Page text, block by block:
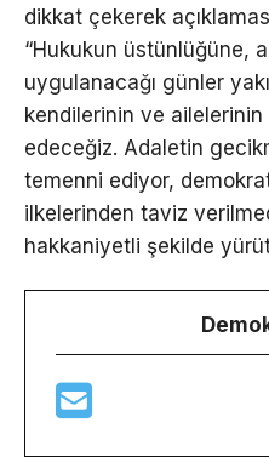
dikkat çekerek
“Hukukun üstünlüğüne,
uygulanacağı günler
kendilerinin ve
edeceğiz. Adaletin
temenni ediyor,
ilkelerinden taviz
hakkaniyetli şekilde